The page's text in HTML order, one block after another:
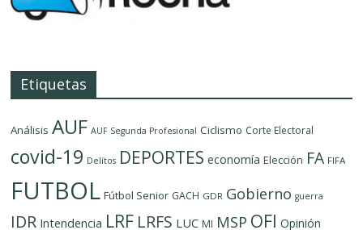
Etiquetas
Análisis AUF AUF Segunda Profesional Ciclismo Corte Electoral
covid-19 Delítos DEPORTES economía Elección FA FIFA
FUTBOL Fútbol Senior GACH GDR Gobierno guerra
IDR Intendencia LRF LRFS LUC MI MSP OFI Opinión